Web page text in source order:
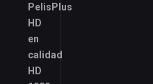
PelisPlus
HD
en
calidad
HD